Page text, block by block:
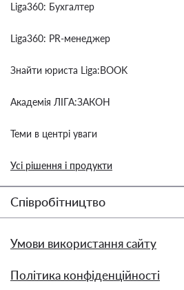
Liga360: Бухгалтер
Liga360: PR-менеджер
Знайти юриста Liga:BOOK
Академія ЛІГА:ЗАКОН
Теми в центрі уваги
Усі рішення і продукти
Співробітництво
Умови використання сайту
Політика конфіденційності